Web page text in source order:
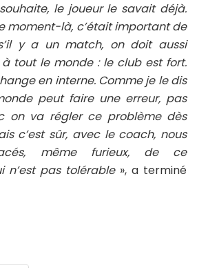
le joueur le savait déjà.
moment-là, c’était important de
y a un match, on doit aussi
tout le monde : le club est fort.
en interne. Comme je le dis
peut faire une erreur, pas
on va régler ce problème dès
c’est sûr, avec le coach, nous
même furieux, de ce
n’est pas tolérable », a terminé